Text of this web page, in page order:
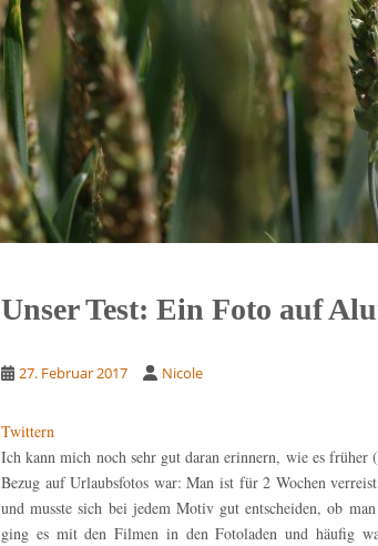
Unser Test: Ein Foto auf
27. Februar 2017 Nicole
Twittern
Ich kann mich noch sehr gut daran erinnern, wie es früher
Bezug auf Urlaubsfotos war: Man ist für 2 Wochen
und musste sich bei jedem Motiv gut entscheiden, ob
ging es mit den Filmen in den Fotoladen und häufig